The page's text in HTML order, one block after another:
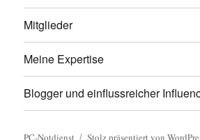
Mitglieder
Meine Expertise
Blogger und einflussreicher
PC-Notdienst Stolz präsentiert von